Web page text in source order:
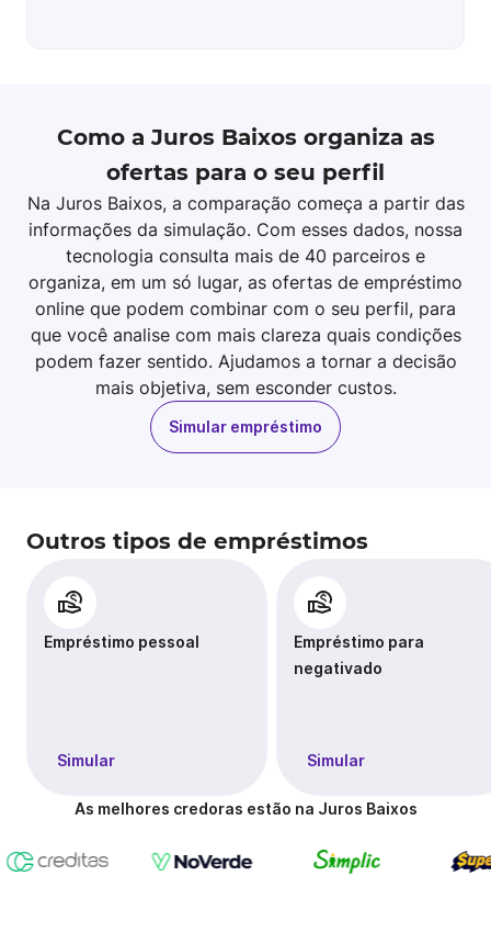
Como a Juros Baixos organiza as
ofertas para o seu perfil
Na Juros Baixos, a comparação começa a partir das
informações da simulação. Com esses dados, nossa
tecnologia consulta mais de 40 parceiros e
organiza, em um só lugar, as ofertas de empréstimo
online que podem combinar com o seu perfil, para
que você analise com mais clareza quais condições
podem fazer sentido. Ajudamos a tornar a decisão
mais objetiva, sem esconder custos.
Simular empréstimo
Outros tipos de empréstimos
Empréstimo pessoal
Simular
Empréstimo para
negativado
Simular
As melhores credoras estão na Juros Baixos